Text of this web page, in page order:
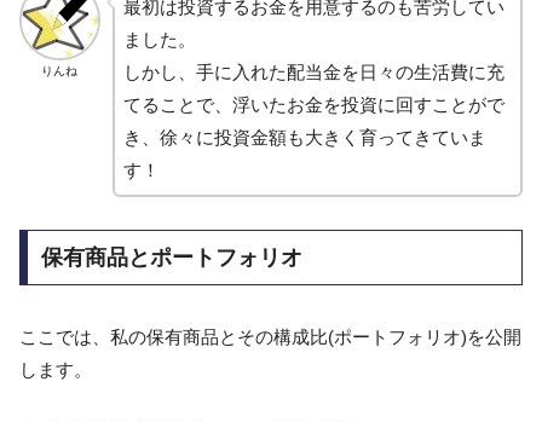
りんね
最初は投資するお金を用意するのも苦労してい
ました。
しかし、手に入れた配当金を日々の生活費に充
てることで、浮いたお金を投資に回すことがで
き、徐々に投資金額も大きく育ってきていま
す！
保有商品とポートフォリオ
ここでは、私の保有商品とその構成比(ポートフォリオ)を公開
します。